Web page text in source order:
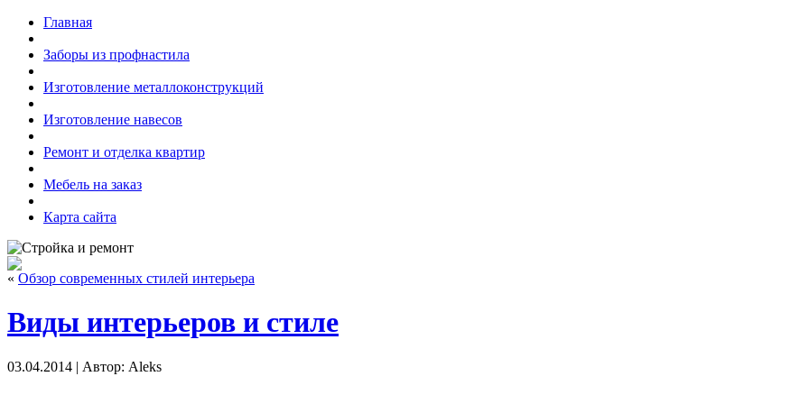
Главная
Заборы из профнастила
Изготовление металлоконструкций
Изготовление навесов
Ремонт и отделка квартир
Мебель на заказ
Карта сайта
« Обзор современных стилей интерьера
Виды интерьеров и стиле
03.04.2014 | Автор: Aleks